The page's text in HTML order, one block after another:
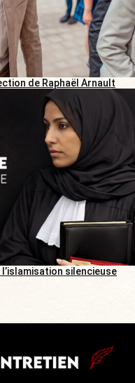
de Raphaël Arnault
l’islamisation silencieuse